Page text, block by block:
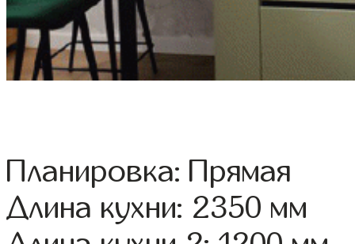
Планировка: Прямая
Длина кухни: 2350 мм